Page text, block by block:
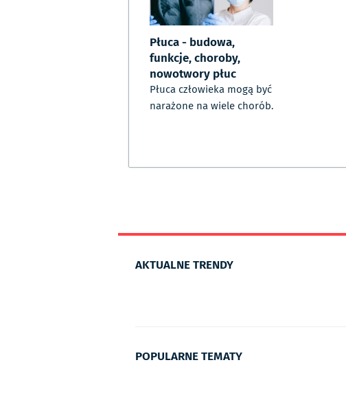
Płuca - budowa,
funkcje, choroby,
nowotwory płuc
Płuca człowieka mogą być
narażone na wiele chorób.
AKTUALNE TRENDY
POPULARNE TEMATY